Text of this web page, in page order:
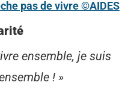
pas de vivre ©AIDES
ensemble, je suis
! »